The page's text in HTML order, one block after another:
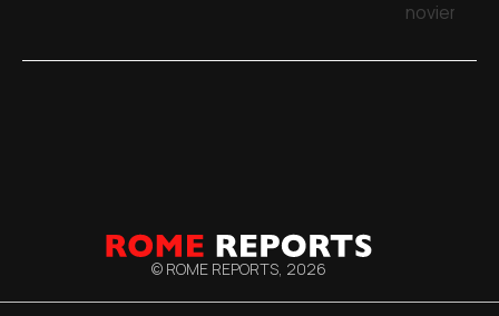
noviembre
© ROME REPORTS, 2026